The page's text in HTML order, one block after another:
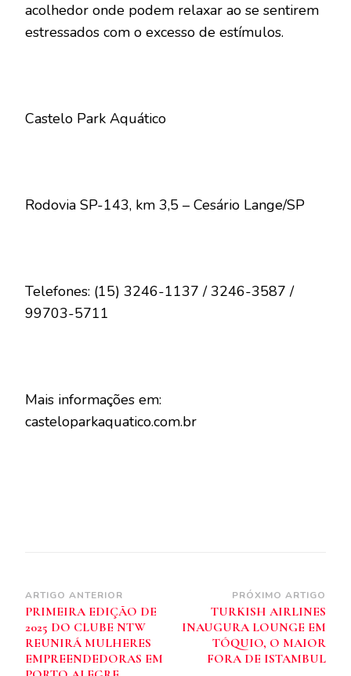
acolhedor onde podem relaxar ao se sentirem
estressados com o excesso de estímulos.
Castelo Park Aquático
Rodovia SP-143, km 3,5 – Cesário Lange/SP
Telefones: (15) 3246-1137 / 3246-3587 /
99703-5711
Mais informações em:
casteloparkaquatico.com.br
Navegação
de
post
ARTIGO ANTERIOR
PRIMEIRA EDIÇÃO DE
2025 DO CLUBE NTW
REUNIRÁ MULHERES
EMPREENDEDORAS EM
PRÓXIMO ARTIGO
TURKISH AIRLINES
INAUGURA LOUNGE EM
TÓQUIO, O MAIOR
FORA DE ISTAMBUL